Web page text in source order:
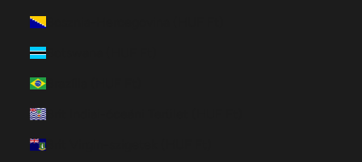
Bosznia-Hercegovina (HUF Ft)
Botswana (HUF Ft)
Brazília (HUF Ft)
Brit Indiai-óceáni Terület (HUF Ft)
Brit Virgin-szigetek (HUF Ft)